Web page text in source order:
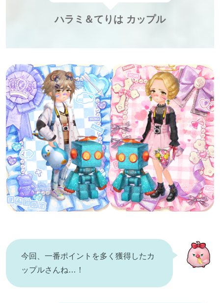
ハラミ＆てりは カップル
今回、一番ポイントを多く獲得したカ
ップルさんね…！